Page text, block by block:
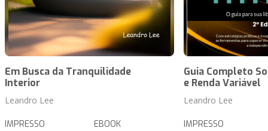
Em Busca da Tranquilidade
Interior
Leandro Lee
IMPRESSO EBOOK
Guia Completo
e Renda Variável
Leandro Lee
IMPRESSO